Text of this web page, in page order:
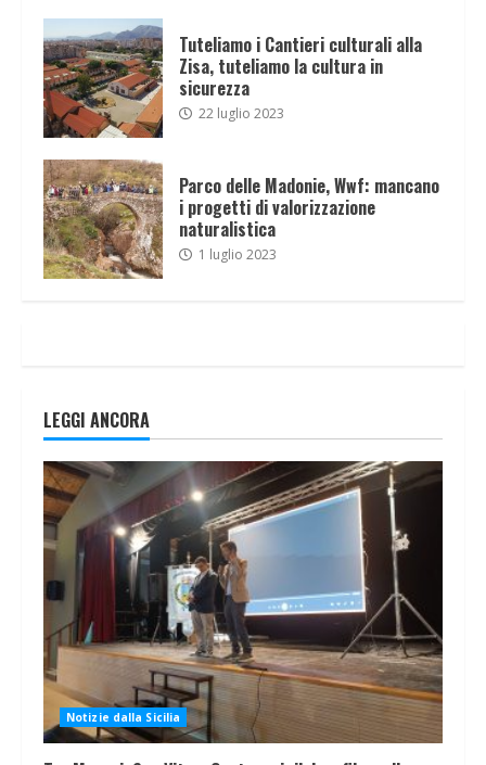
Tuteliamo i Cantieri culturali alla
Zisa, tuteliamo la cultura in
sicurezza
22 luglio 2023
Parco delle Madonie, Wwf: mancano
i progetti di valorizzazione
naturalistica
1 luglio 2023
LEGGI ANCORA
Notizie dalla Sicilia